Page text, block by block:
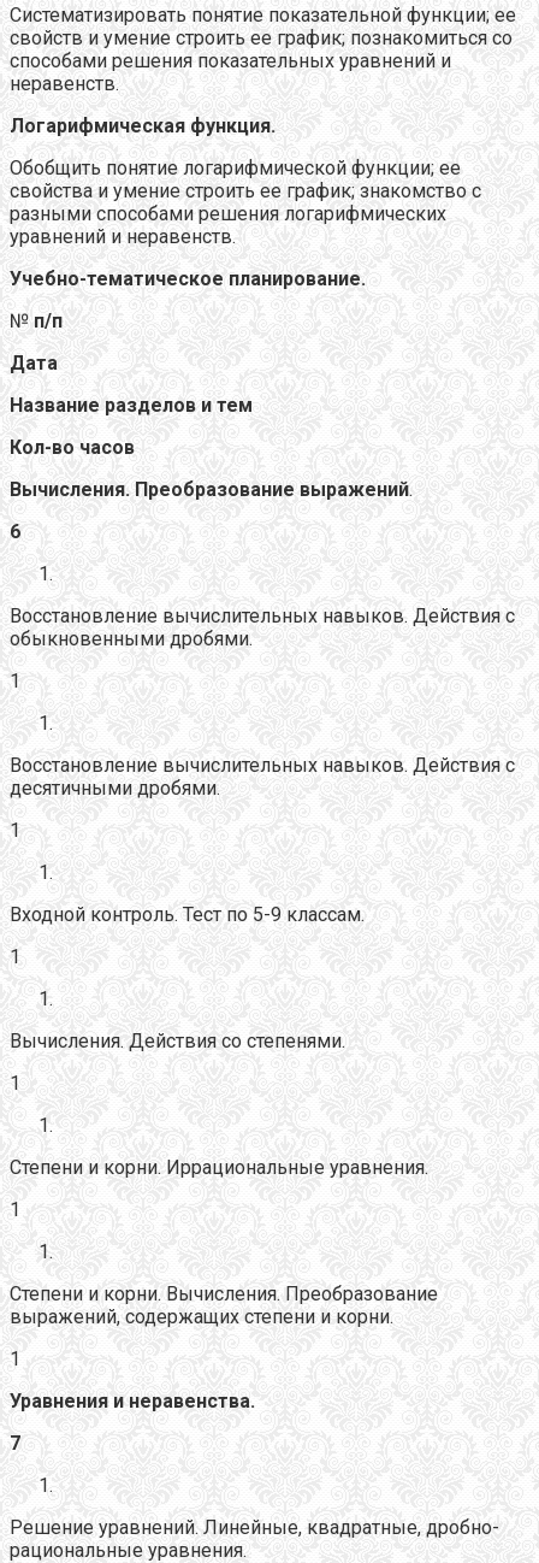
Систематизировать понятие показательной функции; ее
свойств и умение строить ее график; познакомиться со
способами решения показательных уравнений и
неравенств.
Логарифмическая функция.
Обобщить понятие логарифмической функции; ее
свойства и умение строить ее график; знакомство с
разными способами решения логарифмических
уравнений и неравенств.
Учебно-тематическое планирование.
№ п/п
Дата
Название разделов и тем
Кол-во часов
Вычисления. Преобразование выражений.
6
Восстановление вычислительных навыков. Действия с
обыкновенными дробями.
1
Восстановление вычислительных навыков. Действия с
десятичными дробями.
1
Входной контроль. Тест по 5-9 классам.
1
Вычисления. Действия со степенями.
1
Степени и корни. Иррациональные уравнения.
1
Степени и корни. Вычисления. Преобразование
выражений, содержащих степени и корни.
1
Уравнения и неравенства.
7
Решение уравнений. Линейные, квадратные, дробно-
рациональные уравнения.